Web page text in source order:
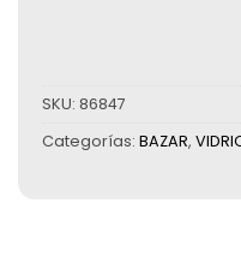
SKU: 86847
Categorías: BAZAR,